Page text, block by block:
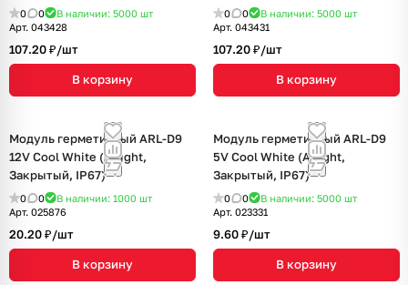
лет)
0 0 В наличии: 5000 шт
Арт. 043428
107.20 ₽/шт
В корзину
0 0 В наличии: 5000 шт
Арт. 043431
107.20 ₽/шт
В корзину
Модуль герметичный ARL-D9
12V Cool White (Arlight,
Закрытый, IP67)
0 0 В наличии: 1000 шт
Арт. 025876
20.20 ₽/шт
В корзину
Модуль герметичный ARL-D9
5V Cool White (Arlight,
Закрытый, IP67)
0 0 В наличии: 5000 шт
Арт. 023331
9.60 ₽/шт
В корзину